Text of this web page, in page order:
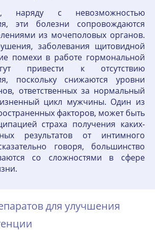
наряду с невозможностью
эти болезни сопровождаются
из мочеполовых органов.
заболевания щитовидной
помехи в работе гормональной
привести к отсутствию
поскольку снижаются уровни
ответственных за нормальный
цикл мужчины. Один из
факторов, может быть
страха получения каких-
результатов от интимного
говоря, большинство
со сложностями в сфере
для улучшения